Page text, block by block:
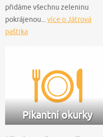
přidáme všechnu zeleninu
pokrájenou... více o Játrová
paštika
Pikantní okurky